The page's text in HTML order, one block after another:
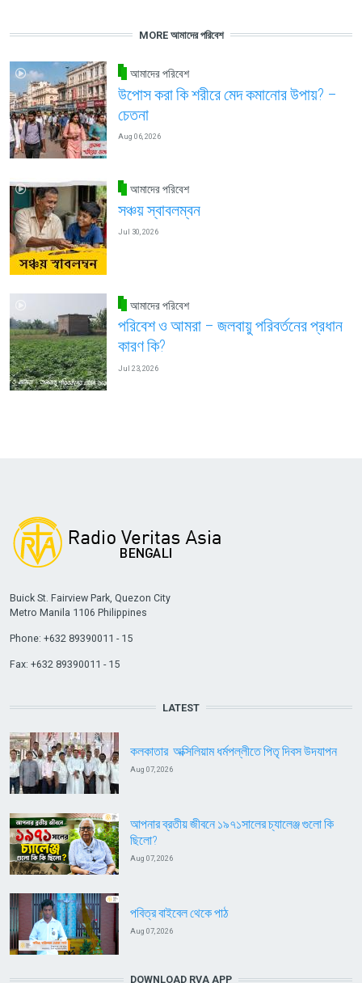
MORE আমাদের পরিবেশ
আমাদের পরিবেশ
উপোস করা কি শরীরে মেদ কমানোর উপায়? –
চেতনা
Aug 06, 2026
আমাদের পরিবেশ
সঞ্চয় স্বাবলম্বন
Jul 30, 2026
আমাদের পরিবেশ
পরিবেশ ও আমরা – জলবায়ু পরিবর্তনের প্রধান
কারণ কি?
Jul 23, 2026
Buick St. Fairview Park, Quezon City
Metro Manila 1106 Philippines
Phone: +632 89390011 - 15
Fax: +632 89390011 - 15
LATEST
কলকাতার অক্সিলিয়াম ধর্মপল্লীতে পিতৃ দিবস উদযাপন
Aug 07, 2026
আপনার ব্রতীয় জীবনে ১৯৭১সালের চ্যালেঞ্জ গুলো কি
ছিলো?
Aug 07, 2026
পবিত্র বাইবেল থেকে পাঠ
Aug 07, 2026
DOWNLOAD RVA APP